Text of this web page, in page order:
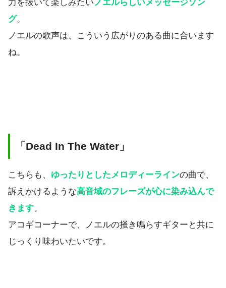
力を抜いて楽しみたいノエルらしいメッセージソン
グ。
ノエルの歌声は、こういう広がりのある曲に合います
ね。
「 Dead In The Water 」
こちらも、 ゆったりとしたメロディーラインの曲で、
訴えかけるような高音域のフレーズが心に染み込んで
きます。
アコギコーナーで、ノエルの掻き鳴らすギターと共に
じっくり味わいたいです。